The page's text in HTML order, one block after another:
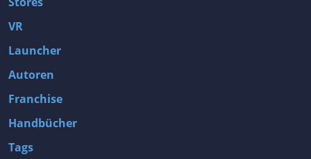
VR
Launcher
Autoren
Franchise
Handbücher
Tags